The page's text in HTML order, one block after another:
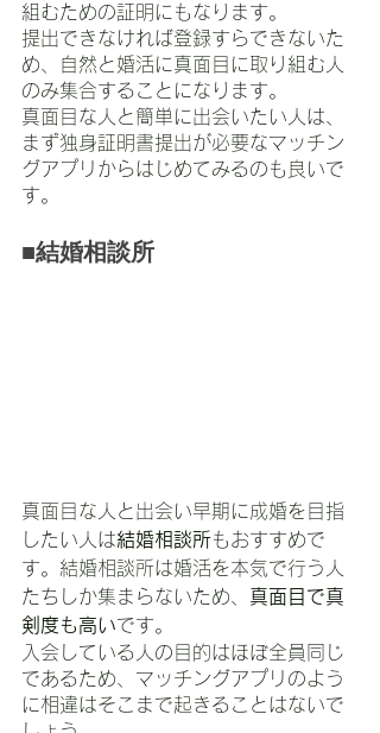
組むための証明にもなります。
提出できなければ登録すらできないた
め、自然と婚活に真面目に取り組む人
のみ集合することになります。
真面目な人と簡単に出会いたい人は、
まず独身証明書提出が必要なマッチン
グアプリからはじめてみるのも良いで
す。
■結婚相談所
真面目な人と出会い早期に成婚を目指
したい人は結婚相談所もおすすめで
す。結婚相談所は婚活を本気で行う人
たちしか集まらないため、
真面目で真
剣度も高いです。
入会している人の目的はほぼ全員同じ
であるため、マッチングアプリのよう
に相違はそこまで起きることはないで